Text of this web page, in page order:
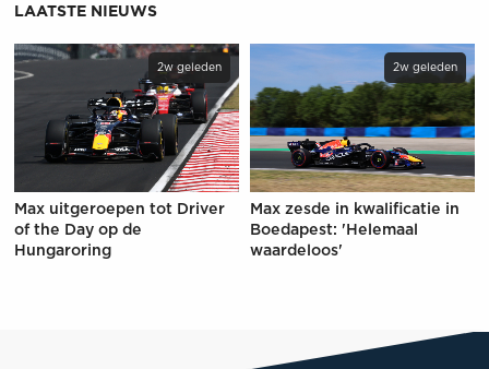
LAATSTE NIEUWS
2w geleden
Max uitgeroepen tot Driver
of the Day op de
Hungaroring
2w geleden
Max zesde in kwalificatie in
Boedapest: 'Helemaal
waardeloos'